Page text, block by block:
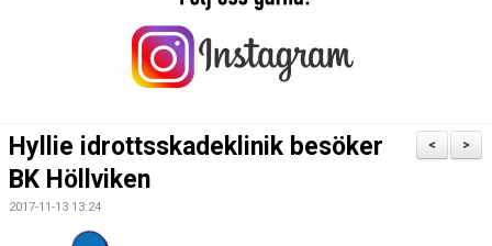
FÖRENINGEN
>
<
Hyllie idrottsskadeklinik besöker
BK Höllviken
2017-11-13 13:24